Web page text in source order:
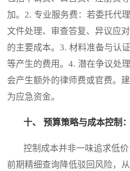
加。2. 专业服务费：若委托代
文件处理、审查答复、异议应
的主要成本。3. 材料准备与认
等产生的费用。4. 潜在争议处
会产生额外的律师费或官费。
为应急资金。
十、 预算策略与成本控制
控制成本并非一味追求低价
前期精细查询降低驳回风险，